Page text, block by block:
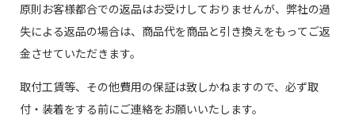
原則お客様都合での返品はお受けしておりませんが、弊社の過
失による返品の場合は、商品代を商品と引き換えをもってご返
金させていただきます。
取付工賃等、その他費用の保証は致しかねますので、必ず取
付・装着をする前にご連絡をお願いいたします。